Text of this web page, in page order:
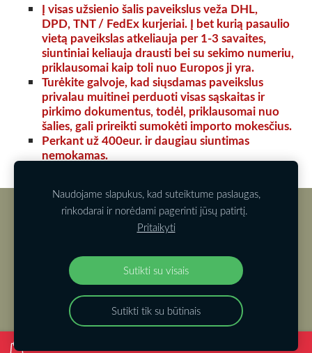
Į visas užsienio šalis paveikslus veža DHL,
DPD,TNT / FedEx kurjeriai. Į bet kurią pasaulio
vietą paveikslas atkeliauja per 1-3 savaites,
siuntiniai keliauja drausti bei su sekimo numeriu,
priklausomai kaip toli nuo Europos ji yra.
Turėkite galvoje, kad siųsdamas paveikslus
privalau muitinei perduoti visas sąskaitas ir
pirkimo dokumentus, todėl, priklausomai nuo
šalies, gali prireikti sumokėti importo mokesčius.
Perkant už 400eur. ir daugiau siuntimas
nemokamas.
Slapukai
Pristatymas Pirkimas
Naudojame slapukus, kad suteiktume paslaugas,
rinkodarai ir norėdami pagerinti jūsų patirtį.
Pritaikyti
Sutikti su visais
Sutikti tik su būtinais